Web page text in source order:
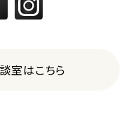
室はこちら